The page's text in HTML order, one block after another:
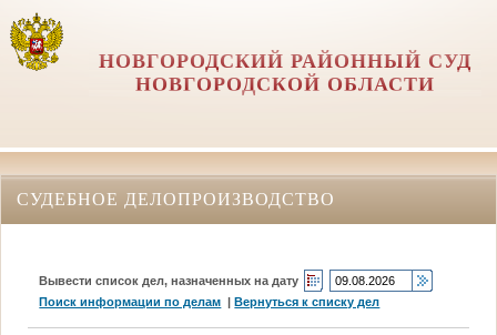
НОВГОРОДСКИЙ РАЙОННЫЙ СУД
НОВГОРОДСКОЙ ОБЛАСТИ
СУДЕБНОЕ ДЕЛОПРОИЗВОДСТВО
Вывести список дел, назначенных на дату
Поиск информации по делам |Вернуться к списку дел